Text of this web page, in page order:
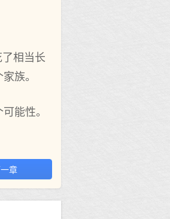
相当长
族。
能性。
章